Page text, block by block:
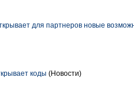
для партнеров новые
коды (Новости)